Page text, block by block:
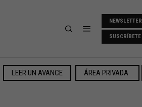
NEWSLETTER
SUSCRÍBETE
LEER UN AVANCE ÁREA PRIVADA